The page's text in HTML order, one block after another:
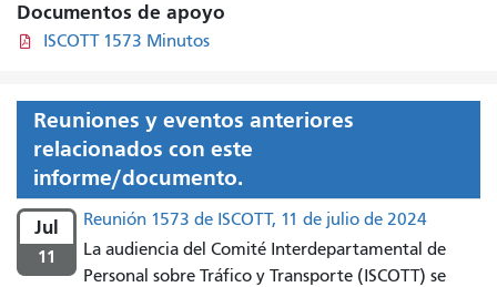
Documentos de apoyo
ISCOTT 1573 Minutos
Reuniones y eventos anteriores
relacionados con este
informe/documento.
Jul
11
Reunión 1573 de ISCOTT, 11 de julio de 2024
La audiencia del Comité Interdepartamental de
Personal sobre Tráfico y Transporte (ISCOTT) se